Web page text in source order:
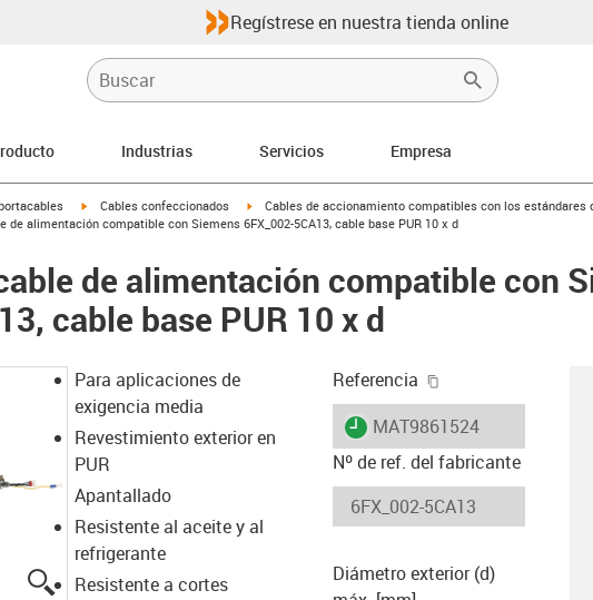
Regístrese en nuestra tienda online
Industrias Servicios Empresa
igus-icon-arrow-right
Cables confeccionados igus-icon-arrow-right
Cables de accionamiento compatibles con los estándares
de alimentación compatible con Siemens 6FX_002-5CA13, cable base PUR 10 x d
de alimentación compatible con
cable base PUR 10 x d
igus-icon-lupe
Para aplicaciones de
exigencia media
Revestimiento exterior en
PUR
Apantallado
Resistente al aceite y al
refrigerante
Resistente a cortes
Referencia
igus-icon-lieferzeit
MAT9861524
Nº de ref. del fabricante
Diámetro exterior (d)